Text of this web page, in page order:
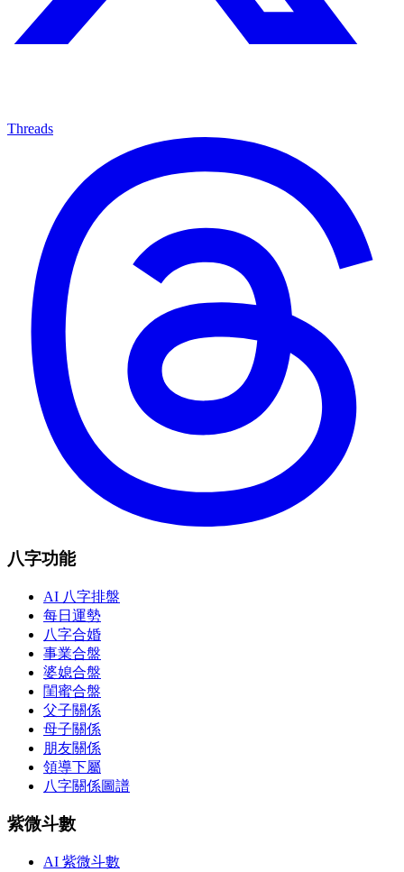
Threads
八字功能
AI 八字排盤
每日運勢
八字合婚
事業合盤
婆媳合盤
閨蜜合盤
父子關係
母子關係
朋友關係
領導下屬
八字關係圖譜
紫微斗數
AI 紫微斗數